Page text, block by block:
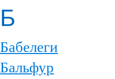
Б
Бабелеги
Бальфур